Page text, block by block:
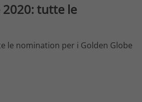
2020: tutte le
le nomination per i Golden Globe